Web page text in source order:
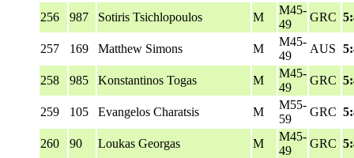
256 987 Sotiris Tsichlopoulos M
M45-
49
GRC
257 169 Matthew Simons M
M45-
49
AUS
258 985 Konstantinos Togas M
M45-
49
GRC
259 105 Evangelos Charatsis M
M55-
59
GRC
260 90 Loukas Georgas M
M45-
49
GRC